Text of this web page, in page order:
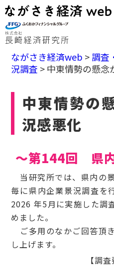
ながさき経済web >調査
況調査 >中東情勢の懸念
中東情勢の
況感悪化
～第144回 県
当研究所では、県内の
毎に県内企業景況調査を
2026 年5月に実施した調
めました。
ご多用のなかご回答頂
し上げます。
【調査